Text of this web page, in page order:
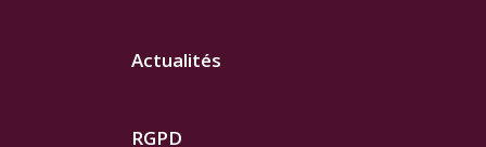
Actualités
RGPD